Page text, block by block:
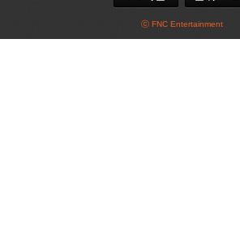
ⓒ FNC Entertainment